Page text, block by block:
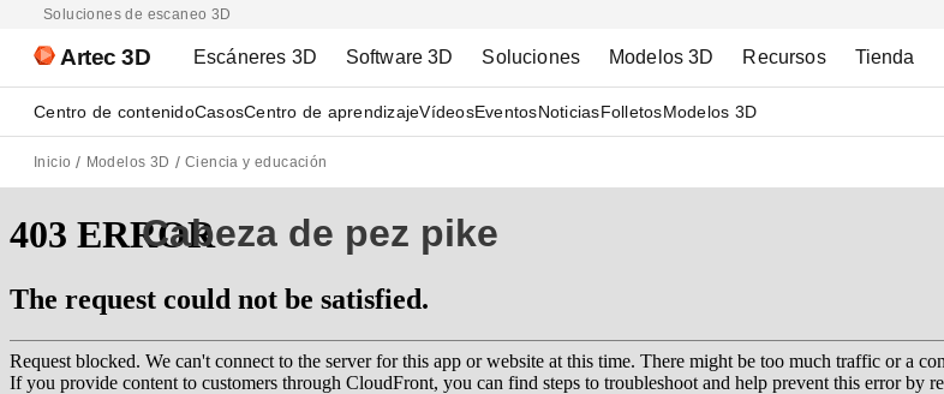
Soluciones de escaneo 3D
Artec 3D Escáneres 3D Software 3D Soluciones Modelos 3D Recursos Tienda
Centro de contenidoCasosCentro de aprendizajeVídeosEventosNoticiasFolletosModelos 3D
Inicio Modelos 3D Ciencia y educación
Cabeza de pez pike